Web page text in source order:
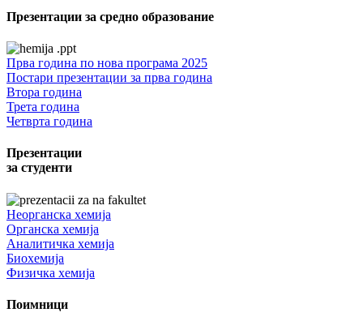
Презентации за средно образование
Прва година по нова програма 2025
Постари презентации за прва година
Втора година
Трета година
Четврта година
Презентации
за студенти
Неорганска хемија
Органска хемија
Аналитичка хемија
Биохемија
Физичка хемија
Поимници